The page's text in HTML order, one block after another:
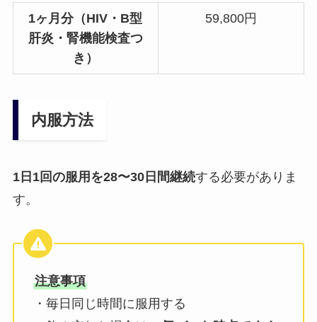
1ヶ月分（HIV・B型
肝炎・腎機能検査つ
き）
59,800円
内服方法
1日1回の服用を28〜30日間継続する必要がありま
す。
注意事項
・毎日同じ時間に服用する